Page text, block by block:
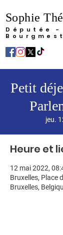
Sophie
Députée -
Petit
jeu.
Heure et
12 mai 2022,
Bruxelles, Place
Bruxelles,